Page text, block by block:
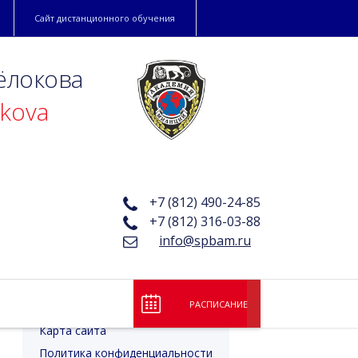
Сайт дистанционного обучения
+7 (812) 490-24-85
+7 (812) 316-03-88
info@spbam.ru
РАСПИСАНИЕ
Лицензия и аккредитация
Карта сайта
Политика конфиденциальности